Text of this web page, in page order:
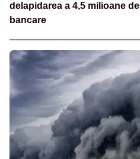
delapidarea a 4,5 milioane
bancare